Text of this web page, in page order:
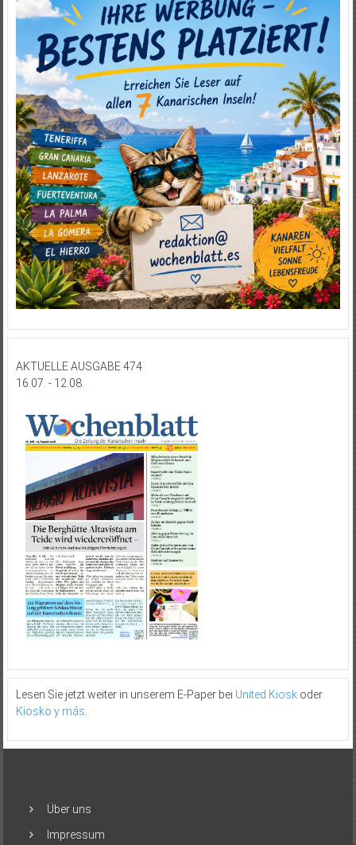
AKTUELLE AUSGABE 474
16.07. - 12.08.
Lesen Sie jetzt weiter in unserem E-Paper bei United Kioskoder
Kiosko y más
Über uns
Impressum